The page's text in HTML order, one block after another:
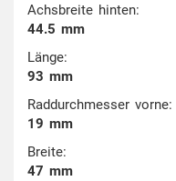
Achsbreite hinten:
44.5 mm
Länge:
93 mm
Raddurchmesser vorne:
19 mm
Breite:
47 mm